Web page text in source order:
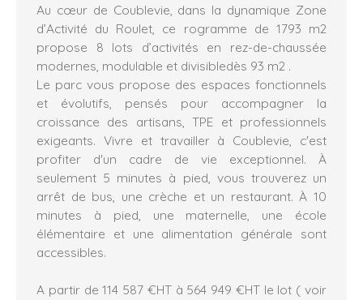
Au cœur de Coublevie, dans la dynamique Zone
d’Activité du Roulet, ce rogramme de 1793 m2
propose 8 lots d’activités en rez-de-chaussée
modernes, modulable et divisibledès 93 m2 .
Le parc vous propose des espaces fonctionnels
et évolutifs, pensés pour accompagner la
croissance des artisans, TPE et professionnels
exigeants. Vivre et travailler à Coublevie, c'est
profiter d'un cadre de vie exceptionnel. À
seulement 5 minutes à pied, vous trouverez un
arrêt de bus, une crèche et un restaurant. À 10
minutes à pied, une maternelle, une école
élémentaire et une alimentation générale sont
accessibles.
A partir de 114 587 €HT à 564 949 €HT le lot ( voir